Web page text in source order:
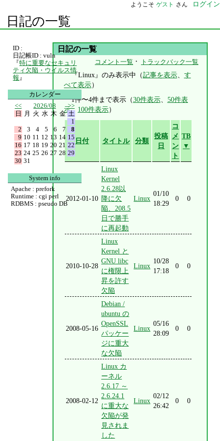
ようこそ ゲスト さん ログイン
日記の一覧
日記の一覧
コメント一覧 ・ トラックバック一覧
『Linux』のみ表示中（記事を表示、 す
べて表示）
1件〜4件まで表示（30件表示、 50件表
示、 100件表示）
日付 タイトル 分類
投稿
日
コ
メ
ン
ト
TB
▼
2012-01-10
Linux
Kernel
2.6.28以
降に欠
陥、208.5
日で勝手
に再起動
Linux
01/10
18:29
0 0
2010-10-28
Linux
Kernel と
GNU libc
に権限上
昇を許す
欠陥
Linux
10/28
17:18
0 0
2008-05-16
Debian /
ubuntu の
OpenSSL
パッケー
ジに重大
な欠陥
Linux
05/16
28:09
0 0
2008-02-12
Linux カ
ーネル
2.6.17 ～
2.6.24.1
に重大な
欠陥が発
見されま
した
Linux
02/12
26:42
0 0
ID :
日記帳ID : vuln
『特に重要なセキュリ
ティ欠陥・ウイルス情
報 』
カレンダー
<<
2026/08
>>
日
月 火 水 木 金 土
1
2
3 4 5 6 7
8
9 10 11 12 13 14 15
16 17 18 19 20 21 22
23 24 25 26 27 28 29
30 31
System info
Apache : prefork
Runtime : cgi perl
RDBMS : pseudo DB